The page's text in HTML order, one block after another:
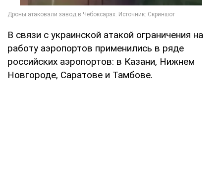
В связи с украинской атакой ограничения на
работу аэропортов применились в ряде
российских аэропортов: в Казани, Нижнем
Новгороде, Саратове и Тамбове.